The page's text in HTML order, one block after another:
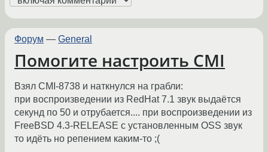
Форум — General
Помогите настроить CMI
Взял CMI-8738 и наткнулся на грабли:
при воспроизведении из RedHat 7.1 звук выдаётся
секунд по 50 и отрубается.... при воспроизведении из
FreeBSD 4.3-RELEASE с установленным OSS звук
то идёть но репением каким-то ;(